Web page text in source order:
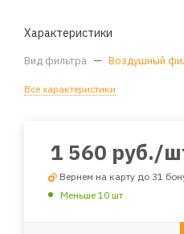
Характеристики
Вид фильтра — Воздушный
Все характеристики
1 560 руб./
Вернем на карту до 31
Меньше 10 шт